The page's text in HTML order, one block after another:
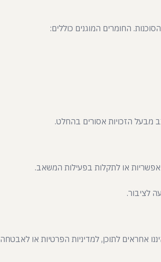
הזכויות אסורים בהחלט.
אפשריות או לתקלות בפעילות המשאב.
לציבור.
אחראים לתוכן, למדיניות הפרטיות או לאבטחה